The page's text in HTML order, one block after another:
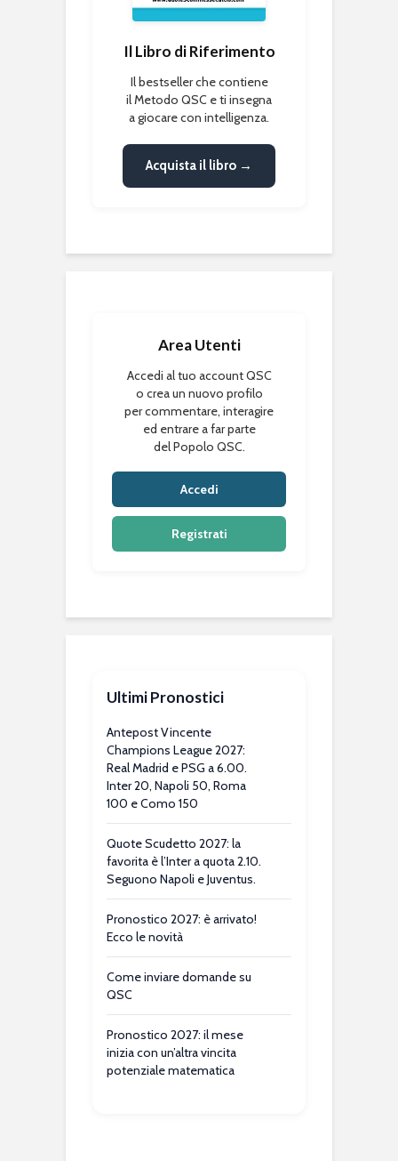
Il Libro di Riferimento
Il bestseller che contiene
il Metodo QSC e ti insegna
a giocare con intelligenza.
Acquista il libro →
Area Utenti
Accedi al tuo account QSC
o crea un nuovo profilo
per commentare, interagire
ed entrare a far parte
del Popolo QSC.
Accedi
Registrati
Ultimi Pronostici
Antepost Vincente
Champions League 2027:
Real Madrid e PSG a 6.00.
Inter 20, Napoli 50, Roma
100 e Como 150
Quote Scudetto 2027: la
favorita è l’Inter a quota 2.10.
Seguono Napoli e Juventus.
Pronostico 2027: è arrivato!
Ecco le novità
Come inviare domande su
QSC
Pronostico 2027: il mese
inizia con un’altra vincita
potenziale matematica